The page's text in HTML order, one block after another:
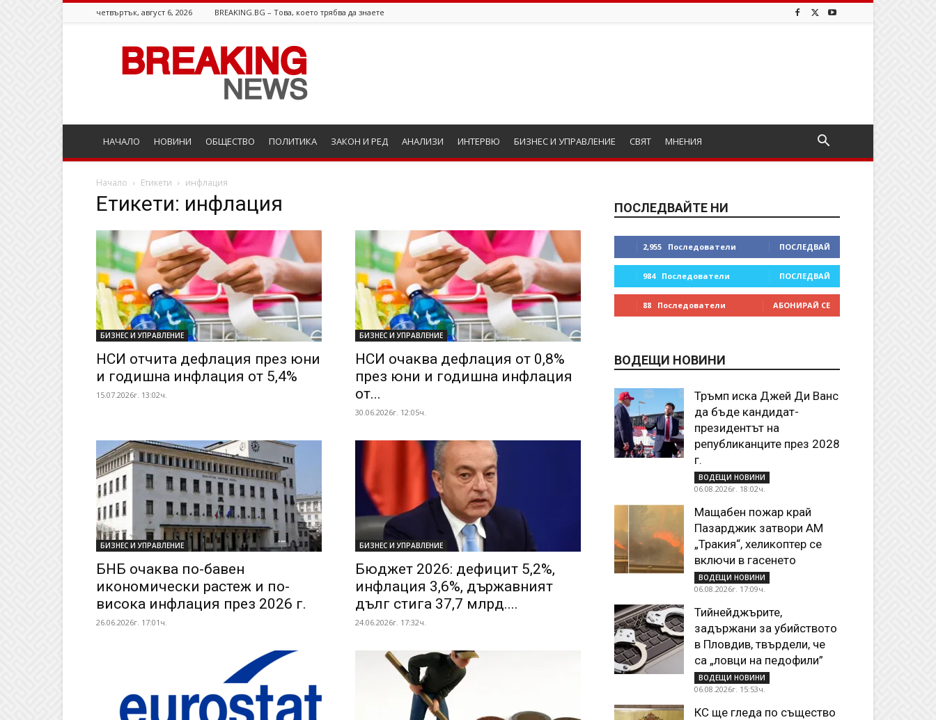
четвъртък, август 6, 2026 BREAKING.BG – Това, което трябва да знаете
Breaking.bg
НАЧАЛО НОВИНИ ОБЩЕСТВО ПОЛИТИКА ЗАКОН И РЕД АНАЛИЗИ ИНТЕРВЮ БИЗНЕС И УПРАВЛЕНИЕ СВЯТ МНЕНИЯ
Начало Етикети инфлация
Етикети: инфлация
БИЗНЕС И УПРАВЛЕНИЕ
НСИ отчита дефлация през юни
и годишна инфлация от 5,4%
15.07.2026г. 13:02ч.
БИЗНЕС И УПРАВЛЕНИЕ
НСИ очаква дефлация от 0,8%
през юни и годишна инфлация
от...
30.06.2026г. 12:05ч.
БИЗНЕС И УПРАВЛЕНИЕ
БНБ очаква по-бавен
икономически растеж и по-
висока инфлация през 2026 г.
26.06.2026г. 17:01ч.
БИЗНЕС И УПРАВЛЕНИЕ
Бюджет 2026: дефицит 5,2%,
инфлация 3,6%, държавният
дълг стига 37,7 млрд....
24.06.2026г. 17:32ч.
ПОСЛЕДВАЙТЕ НИ
2,955 Последователи ПОСЛЕДВАЙ
984 Последователи ПОСЛЕДВАЙ
88 Последователи АБОНИРАЙ СЕ
ВОДЕЩИ НОВИНИ
Тръмп иска Джей Ди Ванс
да бъде кандидат-
президентът на
републиканците през 2028
г.
ВОДЕЩИ НОВИНИ
06.08.2026г. 18:02ч.
Мащабен пожар край
Пазарджик затвори АМ
„Тракия“, хеликоптер се
включи в гасенето
ВОДЕЩИ НОВИНИ
06.08.2026г. 17:09ч.
Тийнейджърите,
задържани за убийството
в Пловдив, твърдели, че
са „ловци на педофили”
ВОДЕЩИ НОВИНИ
06.08.2026г. 15:53ч.
КС ще гледа по същество